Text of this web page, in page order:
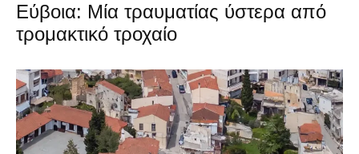
Εύβοια: Μία τραυματίας ύστερα από
τρομακτικό τροχαίο